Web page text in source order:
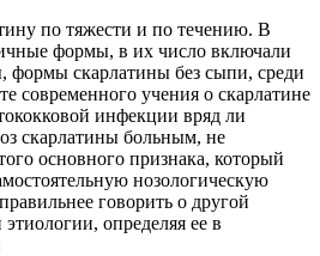
по тяжести и по течению. В
формы, в их число включали
формы скарлатины без сыпи, среди
современного учения о скарлатине
инфекции вряд ли
скарлатины больным, не
основного признака, который
нозологическую
говорить о другой
определяя ее в